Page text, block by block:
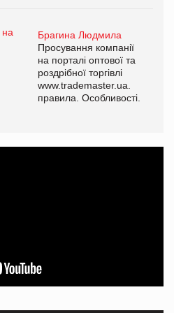
Брагина Людмила
Просування компанії
на порталі оптової та
роздрібної торгівлі
www.trademaster.ua.
правила. Особливості.